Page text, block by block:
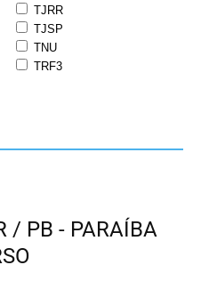
TJRR
TJSP
TNU
TRF3
/ PB - PARAÍBA